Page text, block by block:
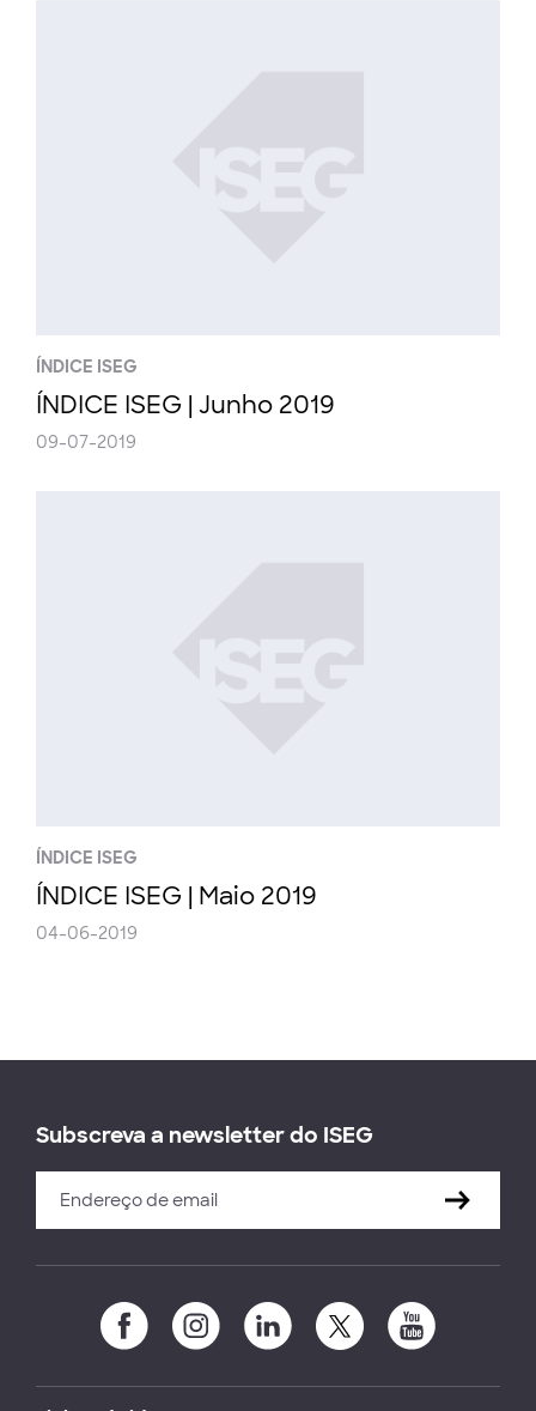
ÍNDICE ISEG
ÍNDICE ISEG | Junho 2019
09-07-2019
ÍNDICE ISEG
ÍNDICE ISEG | Maio 2019
04-06-2019
Subscreva a newsletter do ISEG